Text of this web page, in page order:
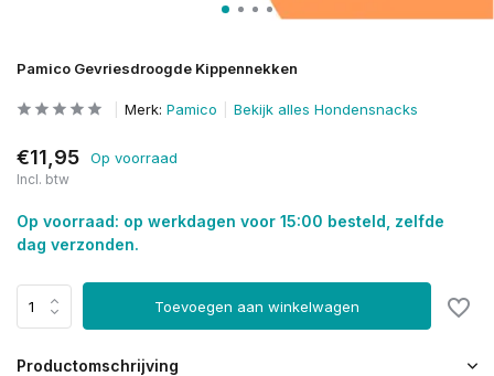
Pamico Gevriesdroogde Kippennekken
Merk: Pamico Bekijk alles Hondensnacks
€11,95 Op voorraad
Incl. btw
Op voorraad: op werkdagen voor 15:00 besteld, zelfde
dag verzonden.
Toevoegen aan winkelwagen
Productomschrijving